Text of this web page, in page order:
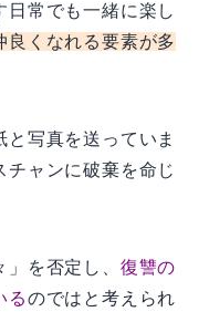
常でも一緒に楽し
良くなれる要素が多
写真を送っていま
ャンに破棄を命じ
を否定し、 復讐の
るのではと考えられ